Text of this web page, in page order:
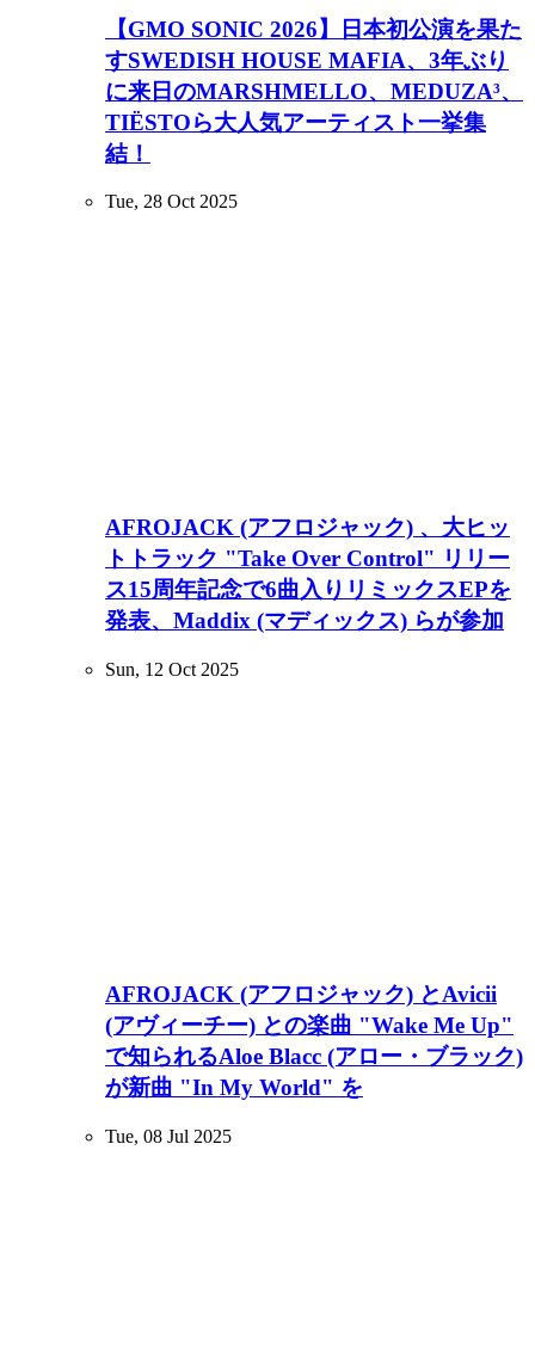
【GMO SONIC 2026】日本初公演を果た
すSWEDISH HOUSE MAFIA、3年ぶり
に来日のMARSHMELLO、MEDUZA³、
TIËSTOら大人気アーティスト一挙集
結！
Tue, 28 Oct 2025
AFROJACK (アフロジャック) 、大ヒッ
トトラック "Take Over Control" リリー
ス15周年記念で6曲入りリミックスEPを
発表、Maddix (マディックス) らが参加
Sun, 12 Oct 2025
AFROJACK (アフロジャック) とAvicii
(アヴィーチー) との楽曲 "Wake Me Up"
で知られるAloe Blacc (アロー・ブラック)
が新曲 "In My World" を
Tue, 08 Jul 2025